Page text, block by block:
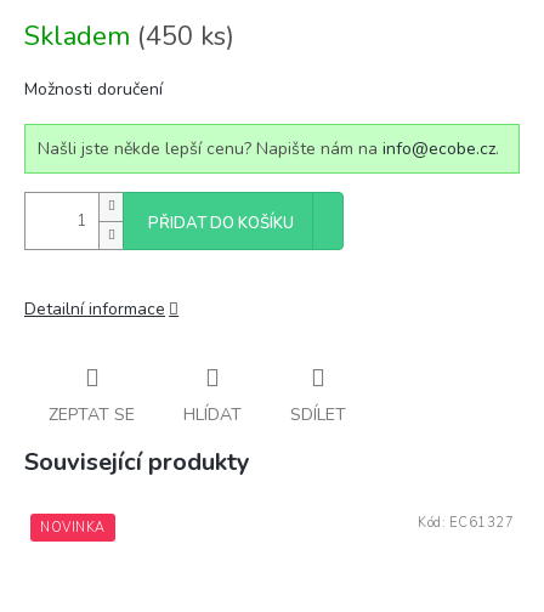
cena:
Skladem (450 ks)
Možnosti doručení
Našli jste někde lepší cenu? Napište nám na info@ecobe.cz.
PŘIDAT DO KOŠÍKU
Detailní informace
ZEPTAT SE HLÍDAT SDÍLET
Související produkty
NOVINKA Kód: EC61327